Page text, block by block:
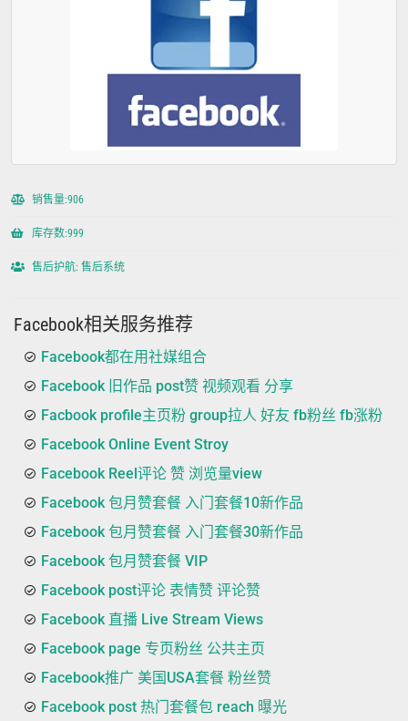
销售量:906
库存数:999
售后护航: 售后系统
Facebook相关服务推荐
Facebook都在用社媒组合
Facebook 旧作品 post赞 视频观看 分享
Facbook profile主页粉 group拉人 好友 fb粉丝 fb涨粉
Facebook Online Event Stroy
Facebook Reel评论 赞 浏览量view
Facebook 包月赞套餐 入门套餐10新作品
Facebook 包月赞套餐 入门套餐30新作品
Facebook 包月赞套餐 VIP
Facebook post评论 表情赞 评论赞
Facebook 直播 Live Stream Views
Facebook page 专页粉丝 公共主页
Facebook推广 美国USA套餐 粉丝赞
Facebook post 热门套餐包 reach 曝光